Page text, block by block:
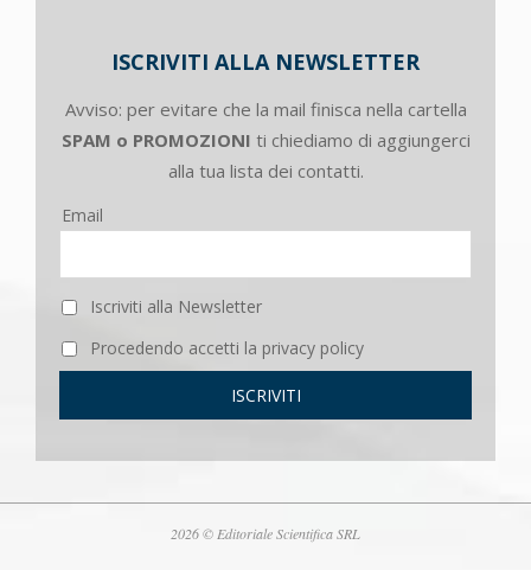
ISCRIVITI ALLA NEWSLETTER
Avviso: per evitare che la mail finisca nella cartella
SPAM o PROMOZIONI ti chiediamo di aggiungerci
alla tua lista dei contatti.
Email
Iscriviti alla Newsletter
Procedendo accetti la privacy policy
2026 © Editoriale Scientifica SRL